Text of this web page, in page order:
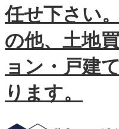
任せ下さい
の他、土地
ョン・戸建
ります。